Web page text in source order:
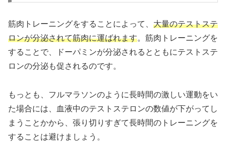
筋肉トレーニングをすることによって、 大量のテストステ
ロンが分泌されて筋肉に運ばれます。筋肉トレーニングを
することで、ドーパミンが分泌されるとともにテストステ
ロンの分泌も促されるのです。
もっとも、フルマラソンのように長時間の激しい運動をい
た場合には、血液中のテストステロンの数値が下がってし
まうことかから、張り切りすぎて長時間のトレーニングを
することは避けましょう。